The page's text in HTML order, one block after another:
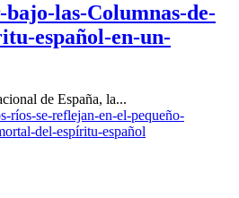
las-Columnas-de-
español-en-un-
de España, la...